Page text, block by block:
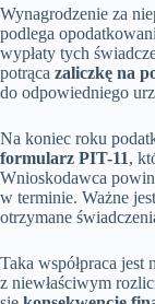
Wynagrodzenie za
podlega
wypłaty tych
potrąca zaliczkę na
do odpowiedniego
Na koniec roku
formularz PIT-11,
Wnioskodawca
w terminie. Ważne
otrzymane
Taka współpraca
z niewłaściwym